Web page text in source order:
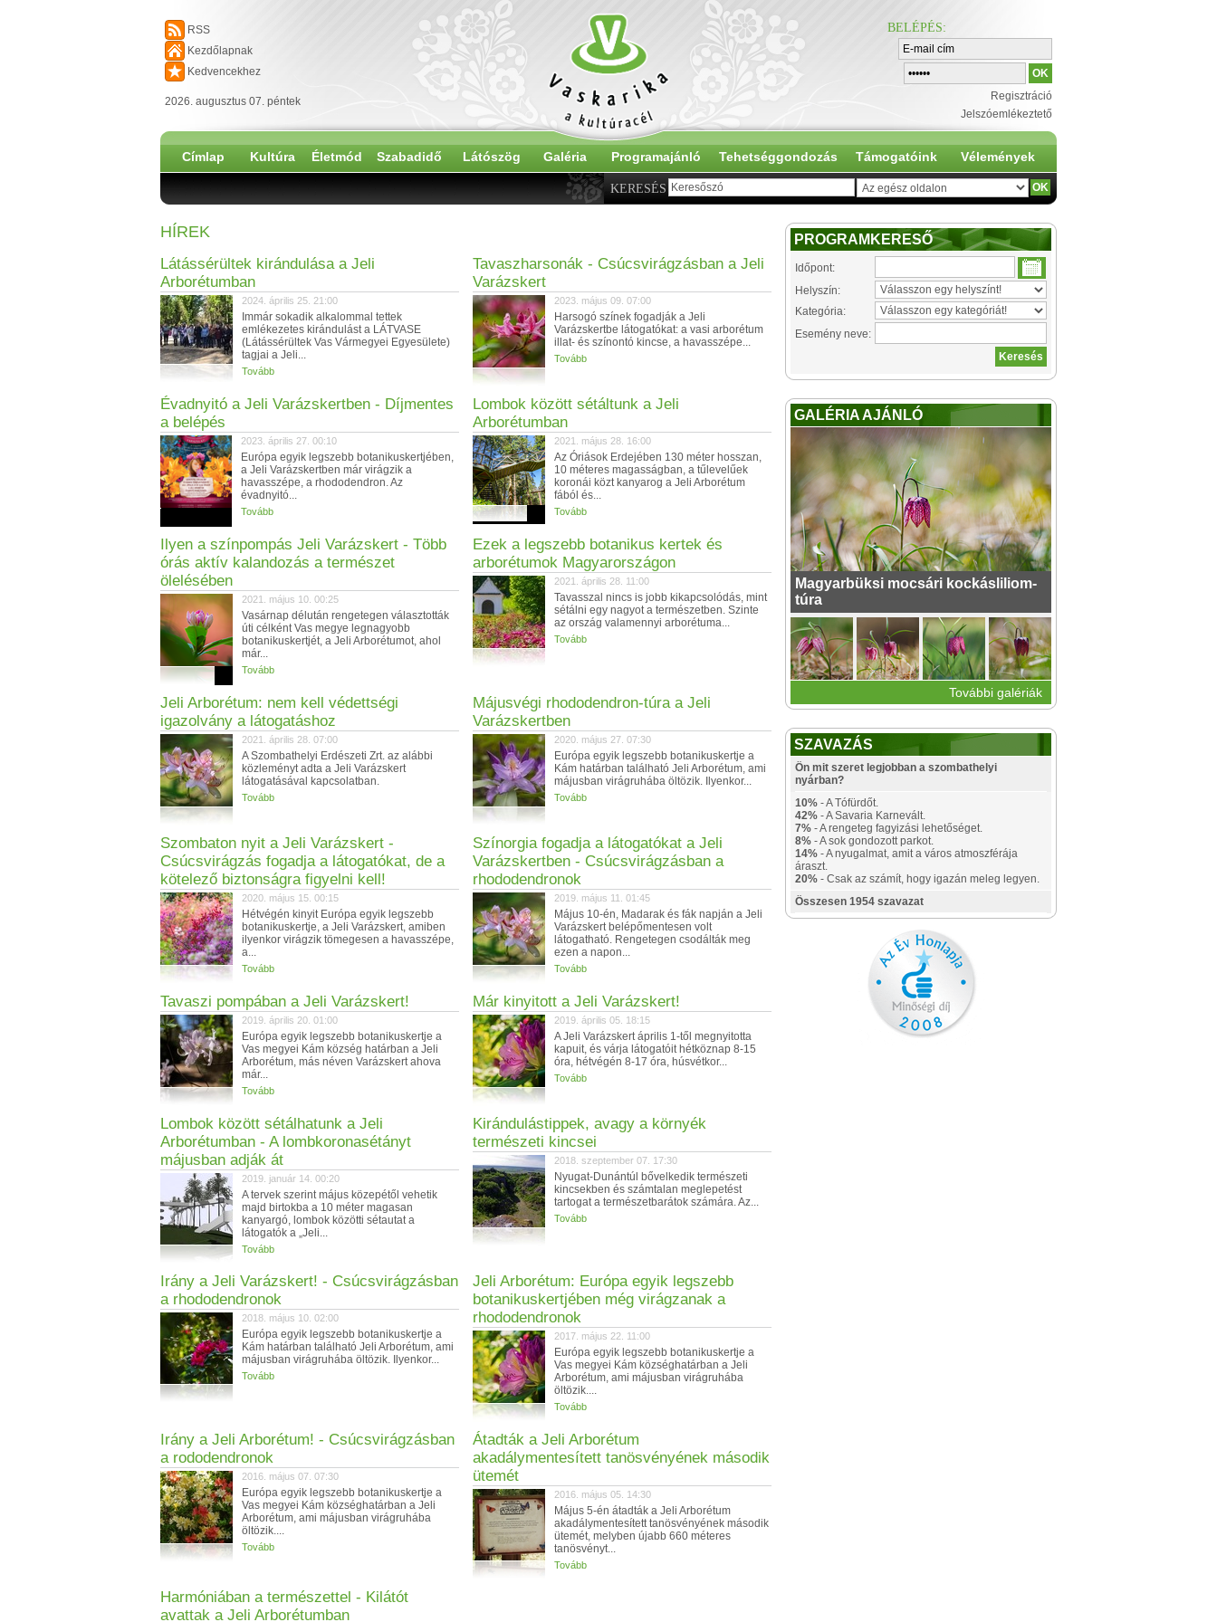
RSS
Kezdőlapnak
Kedvencekhez
2026. augusztus 07. péntek
BELÉPÉS:
Regisztráció
Jelszóemlékeztető
Címlap Kultúra Életmód Szabadidő Látószög Galéria Programajánló Tehetséggondozás Támogatóink Vélemények
KERESÉS
HÍREK
Látássérültek kirándulása a Jeli
Arborétumban
2024. április 25. 21:00
Immár sokadik alkalommal tettek
emlékezetes kirándulást a LÁTVASE
(Látássérültek Vas Vármegyei Egyesülete)
tagjai a Jeli...
Tovább
Tavaszharsonák - Csúcsvirágzásban a Jeli
Varázskert
2023. május 09. 07:00
Harsogó színek fogadják a Jeli
Varázskertbe látogatókat: a vasi arborétum
illat- és színontó kincse, a havasszépe...
Tovább
Évadnyitó a Jeli Varázskertben - Díjmentes
a belépés
2023. április 27. 00:10
Európa egyik legszebb botanikuskertjében,
a Jeli Varázskertben már virágzik a
havasszépe, a rhododendron. Az
évadnyitó...
Tovább
Lombok között sétáltunk a Jeli
Arborétumban
2021. május 28. 16:00
Az Óriások Erdejében 130 méter hosszan,
10 méteres magasságban, a tűlevelűek
koronái közt kanyarog a Jeli Arborétum
fából és...
Tovább
Ilyen a színpompás Jeli Varázskert - Több
órás aktív kalandozás a természet
ölelésében
2021. május 10. 00:25
Vasárnap délután rengetegen választották
úti célként Vas megye legnagyobb
botanikuskertjét, a Jeli Arborétumot, ahol
már...
Tovább
Ezek a legszebb botanikus kertek és
arborétumok Magyarországon
2021. április 28. 11:00
Tavasszal nincs is jobb kikapcsolódás, mint
sétálni egy nagyot a természetben. Szinte
az ország valamennyi arborétuma...
Tovább
Jeli Arborétum: nem kell védettségi
igazolvány a látogatáshoz
2021. április 28. 07:00
A Szombathelyi Erdészeti Zrt. az alábbi
közleményt adta a Jeli Varázskert
látogatásával kapcsolatban.
Tovább
Májusvégi rhododendron-túra a Jeli
Varázskertben
2020. május 27. 07:30
Európa egyik legszebb botanikuskertje a
Kám határban található Jeli Arborétum, ami
májusban virágruhába öltözik. Ilyenkor...
Tovább
Szombaton nyit a Jeli Varázskert -
Csúcsvirágzás fogadja a látogatókat, de a
kötelező biztonságra figyelni kell!
2020. május 15. 00:15
Hétvégén kinyit Európa egyik legszebb
botanikuskertje, a Jeli Varázskert, amiben
ilyenkor virágzik tömegesen a havasszépe,
a...
Tovább
Színorgia fogadja a látogatókat a Jeli
Varázskertben - Csúcsvirágzásban a
rhododendronok
2019. május 11. 01:45
Május 10-én, Madarak és fák napján a Jeli
Varázskert belépőmentesen volt
látogatható. Rengetegen csodálták meg
ezen a napon...
Tovább
Tavaszi pompában a Jeli Varázskert!
2019. április 20. 01:00
Európa egyik legszebb botanikuskertje a
Vas megyei Kám község határban a Jeli
Arborétum, más néven Varázskert ahova
már...
Tovább
Már kinyitott a Jeli Varázskert!
2019. április 05. 18:15
A Jeli Varázskert április 1-től megnyitotta
kapuit, és várja látogatóit hétköznap 8-15
óra, hétvégén 8-17 óra, húsvétkor...
Tovább
Lombok között sétálhatunk a Jeli
Arborétumban - A lombkoronasétányt
májusban adják át
2019. január 14. 00:20
A tervek szerint május közepétől vehetik
majd birtokba a 10 méter magasan
kanyargó, lombok közötti sétautat a
látogatók a „Jeli...
Tovább
Kirándulástippek, avagy a környék
természeti kincsei
2018. szeptember 07. 17:30
Nyugat-Dunántúl bővelkedik természeti
kincsekben és számtalan meglepetést
tartogat a természetbarátok számára. Az...
Tovább
Irány a Jeli Varázskert! - Csúcsvirágzásban
a rhododendronok
2018. május 10. 02:00
Európa egyik legszebb botanikuskertje a
Kám határban található Jeli Arborétum, ami
májusban virágruhába öltözik. Ilyenkor...
Tovább
Jeli Arborétum: Európa egyik legszebb
botanikuskertjében még virágzanak a
rhododendronok
2017. május 22. 11:00
Európa egyik legszebb botanikuskertje a
Vas megyei Kám községhatárban a Jeli
Arborétum, ami májusban virágruhába
öltözik....
Tovább
Irány a Jeli Arborétum! - Csúcsvirágzásban
a rododendronok
2016. május 07. 07:30
Európa egyik legszebb botanikuskertje a
Vas megyei Kám községhatárban a Jeli
Arborétum, ami májusban virágruhába
öltözik....
Tovább
Átadták a Jeli Arborétum
akadálymentesített tanösvényének második
ütemét
2016. május 05. 14:30
Május 5-én átadták a Jeli Arborétum
akadálymentesített tanösvényének második
ütemét, melyben újabb 660 méteres
tanösvényt...
Tovább
Harmóniában a természettel - Kilátót
avattak a Jeli Arborétumban
PROGRAMKERESŐ
Időpont:
Helyszín:
Kategória:
Esemény neve:
GALÉRIA AJÁNLÓ
Magyarbüksi mocsári kockásliliom-
túra
További galériák
SZAVAZÁS
Ön mit szeret legjobban a szombathelyi
nyárban?
10% - A Tófürdőt.
42% - A Savaria Karnevált.
7% - A rengeteg fagyizási lehetőséget.
8% - A sok gondozott parkot.
14% - A nyugalmat, amit a város atmoszférája
áraszt.
20% - Csak az számít, hogy igazán meleg legyen.
Összesen 1954 szavazat